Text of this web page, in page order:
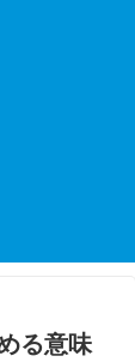
る意味